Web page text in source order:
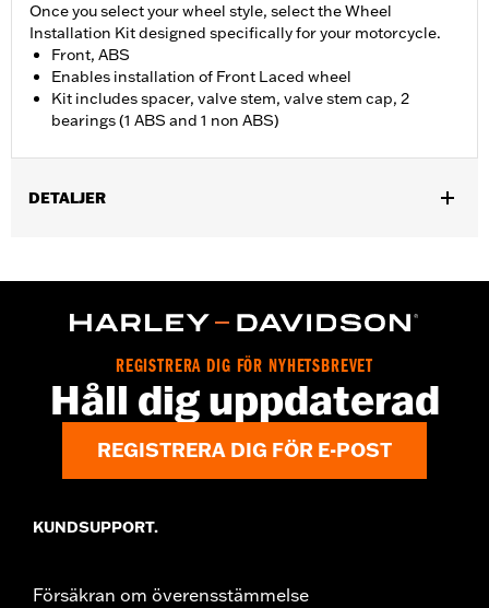
Once you select your wheel style, select the Wheel
Installation Kit designed specifically for your motorcycle.
Front, ABS
Enables installation of Front Laced wheel
Kit includes spacer, valve stem, valve stem cap, 2
bearings (1 ABS and 1 non ABS)
DETALJER
Sold In Units:Each
ABS and 1 non ABS)
WARRANTY:
1 year limited warranty – Go towww.h-
d.com/warrantyfor full details
REGISTRERA DIG FÖR NYHETSBREVET
Håll dig uppdaterad
REGISTRERA DIG FÖR E-POST
KUNDSUPPORT.
Försäkran om överensstämmelse